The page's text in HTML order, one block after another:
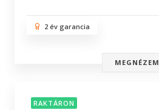
2 év garancia
MEGNÉZEM
RAKTÁRON